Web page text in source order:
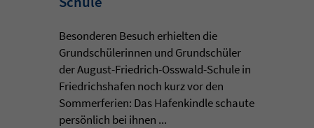
Besonderen Besuch erhielten die
Grundschülerinnen und Grundschüler
der August-Friedrich-Osswald-Schule in
Friedrichshafen noch kurz vor den
Sommerferien: Das Hafenkindle schaute
persönlich bei ihnen ...